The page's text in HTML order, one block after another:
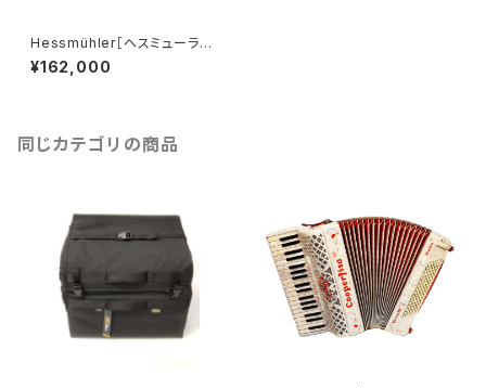
Hessmühler［ヘスミューラー］
149 MML72
¥162,000
同じカテゴリの商品